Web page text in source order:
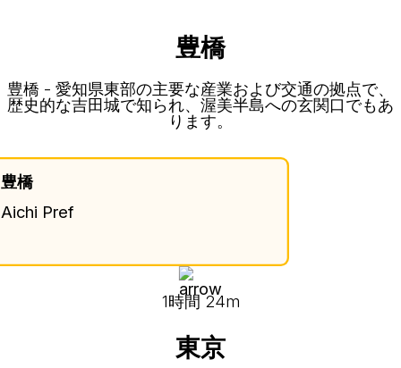
豊橋
豊橋 - 愛知県東部の主要な産業および交通の拠点で、
歴史的な吉田城で知られ、渥美半島への玄関口でもあ
ります。
豊橋
Aichi Pref
1時間 24m
東京